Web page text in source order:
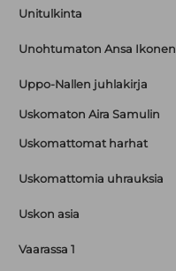
Unitulkinta
Unohtumaton Ansa Ikonen
Uppo-Nallen juhlakirja
Uskomaton Aira Samulin
Uskomattomat harhat
Uskomattomia uhrauksia
Uskon asia
Vaarassa 1